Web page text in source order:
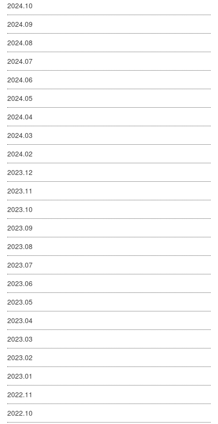
2024.10
2024.09
2024.08
2024.07
2024.06
2024.05
2024.04
2024.03
2024.02
2023.12
2023.11
2023.10
2023.09
2023.08
2023.07
2023.06
2023.05
2023.04
2023.03
2023.02
2023.01
2022.11
2022.10